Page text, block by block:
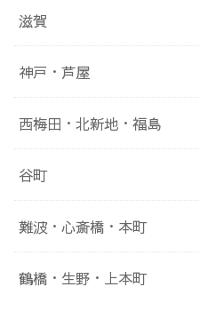
滋賀
神戸・芦屋
西梅田・北新地・福島
谷町
難波・心斎橋・本町
鶴橋・生野・上本町